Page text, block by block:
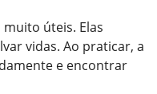
muito úteis. Elas
vidas. Ao praticar, a
e encontrar